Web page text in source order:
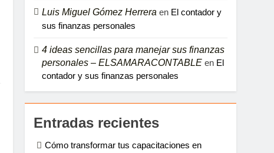
Luis Miguel Gómez Herrera en El contador y
sus finanzas personales
4 ideas sencillas para manejar sus finanzas
personales – ELSAMARACONTABLE en El
contador y sus finanzas personales
Entradas recientes
Cómo transformar tus capacitaciones en